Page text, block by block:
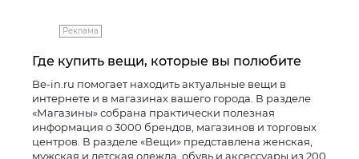
Реклама
Где купить вещи, которые вы полюбите
Be-in.ru помогает находить актуальные вещи в
интернете и в магазинах вашего города. В разделе
«Магазины» собрана практически полезная
информация о 3000 брендов, магазинов и торговых
центров. В разделе «Вещи» представлена женская,
мужская и детская одежда, обувь и аксессуары из 200